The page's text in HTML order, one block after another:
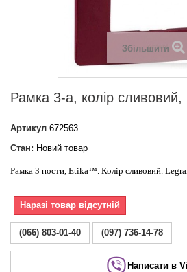
Збільшити
Рамка 3-а, колір
Артикул 672563
Стан: Новий товар
Рамка 3 пости, Etika™. Колір сливовий.
Наразі товар відсутній
(066) 803-01-40 (097) 736-14-78
Написати в